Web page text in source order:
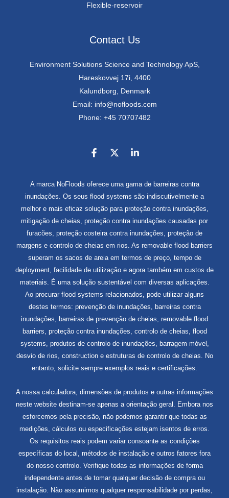
Flexible-reservoir
Contact Us
Environment Solutions Science and Technology ApS,
Hareskovvej 17i, 4400
Kalundborg, Denmark
Email: info@nofloods.com
Phone: +45 70707482
A marca NoFloods oferece uma gama de barreiras contra
inundações. Os seus flood systems são indiscutivelmente a
melhor e mais eficaz solução para proteção contra inundações,
mitigação de cheias, proteção contra inundações causadas por
furacões, proteção costeira contra inundações, proteção de
margens e controlo de cheias em rios. As removable flood barriers
superam os sacos de areia em termos de preço, tempo de
deployment, facilidade de utilização e agora também em custos de
materiais. É uma solução sustentável com diversas aplicações.
Ao procurar flood systems relacionados, pode utilizar alguns
destes termos: prevenção de inundações, barreiras contra
inundações, barreiras de prevenção de cheias, removable flood
barriers, proteção contra inundações, controlo de cheias, flood
systems, produtos de controlo de inundações, barragem móvel,
desvio de rios, construction e estruturas de controlo de cheias. No
entanto, solicite sempre exemplos reais e certificações.
A nossa calculadora, dimensões de produtos e outras informações
neste website destinam-se apenas a orientação geral. Embora nos
esforcemos pela precisão, não podemos garantir que todas as
medições, cálculos ou especificações estejam isentos de erros.
Os requisitos reais podem variar consoante as condições
específicas do local, métodos de instalação e outros fatores fora
do nosso controlo. Verifique todas as informações de forma
independente antes de tomar qualquer decisão de compra ou
instalação. Não assumimos qualquer responsabilidade por perdas,